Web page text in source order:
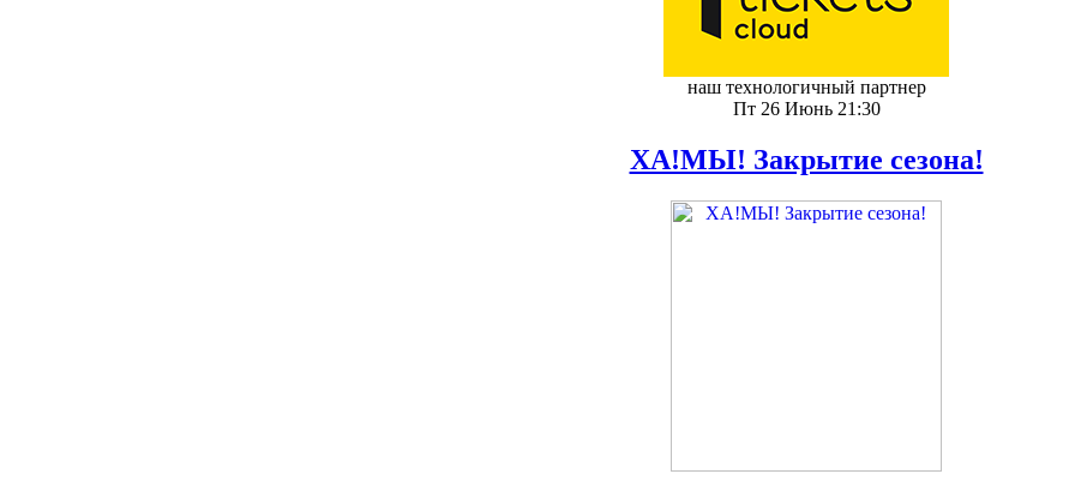
наш технологичный партнер
Пт 26 Июнь 21:30
ХА!МЫ! Закрытие сезона!